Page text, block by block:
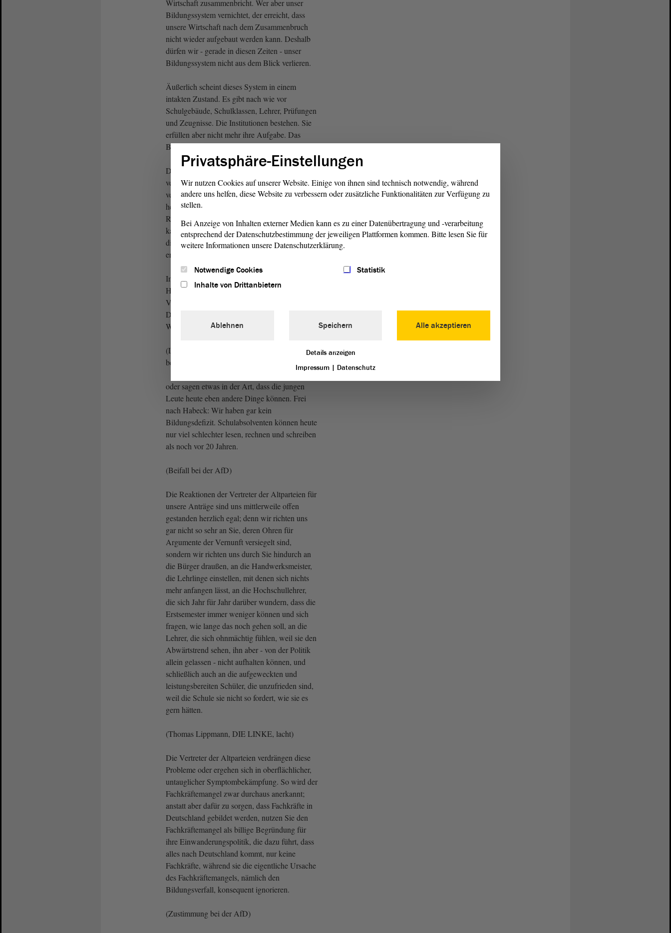
Wirtschaft zusammenbricht. Wer aber unser
Bildungssystem vernichtet, der erreicht, dass
unsere Wirtschaft nach dem Zusammenbruch
nicht wieder aufgebaut werden kann. Deshalb
dürfen wir - gerade in diesen Zeiten - unser
Bildungssystem nicht aus dem Blick verlieren.
Äußerlich scheint dieses System in einem
intakten Zustand. Es gibt nach wie vor
Schulgebäude, Schulklassen, Lehrer, Prüfungen
und Zeugnisse. Die Institutionen bestehen. Sie
erfüllen aber nicht mehr ihre Aufgabe. Das
Bildungssystem bildet kaum noch.
Der Lehrermangel, von dem alle reden, ist
verglichen mit diesem Kernproblem ein
vernachlässigbares Randproblem. Die
herrschende Bildungspolitik diskutiert nur noch
Randprobleme, während von dem Kernproblem
kaum jemand redet. Eine Blindheit, an der sich
die ganze existenzielle Tiefe dieser Krise
ermessen lässt.
Immer, wenn wir die AfD in diesem Hohen
Haus darauf hinweisen, werden wir von den
Vertretern der Altparteien regelrecht verspottet.
Die Lippmanns, Tullners und Feußners dieser
Welt machen dann dumme Witze
(Lachen bei der CDU, bei der LINKEN und
bei der SPD)
oder sagen etwas in der Art, dass die jungen
Leute heute eben andere Dinge können. Frei
nach Habeck: Wir haben gar kein
Bildungsdefizit. Schulabsolventen können heute
nur viel schlechter lesen, rechnen und schreiben
als noch vor 20 Jahren.
(Beifall bei der AfD)
Die Reaktionen der Vertreter der Altparteien für
unsere Anträge sind uns mittlerweile offen
gestanden herzlich egal; denn wir richten uns
gar nicht so sehr an Sie, deren Ohren für
Argumente der Vernunft versiegelt sind,
sondern wir richten uns durch Sie hindurch an
die Bürger draußen, an die Handwerksmeister,
die Lehrlinge einstellen, mit denen sich nichts
mehr anfangen lässt, an die Hochschullehrer,
die sich Jahr für Jahr darüber wundern, dass die
Erstsemester immer weniger können und sich
fragen, wie lange das noch gehen soll, an die
Lehrer, die sich ohnmächtig fühlen, weil sie den
Abwärtstrend sehen, ihn aber - von der Politik
allein gelassen - nicht aufhalten können, und
schließlich auch an die aufgeweckten und
leistungsbereiten Schüler, die unzufrieden sind,
weil die Schule sie nicht so fordert, wie sie es
gern hätten.
(Thomas Lippmann, DIE LINKE, lacht)
Die Vertreter der Altparteien verdrängen diese
Probleme oder ergehen sich in oberflächlicher,
untauglicher Symptombekämpfung. So wird der
Fachkräftemangel zwar durchaus anerkannt;
anstatt aber dafür zu sorgen, dass Fachkräfte in
Deutschland gebildet werden, nutzen Sie den
Fachkräftemangel als billige Begründung für
ihre Einwanderungspolitik, die dazu führt, dass
alles nach Deutschland kommt, nur keine
Fachkräfte, während sie die eigentliche Ursache
des Fachkräftemangels, nämlich den
Bildungsverfall, konsequent ignorieren.
(Zustimmung bei der AfD)
Privatsphäre-Einstellungen
Wir nutzen Cookies auf unserer Website. Einige von ihnen sind technisch notwendig, während
andere uns helfen, diese Website zu verbessern oder zusätzliche Funktionalitäten zur Verfügung zu
stellen.
Bei Anzeige von Inhalten externer Medien kann es zu einer Datenübertragung und -verarbeitung
entsprechend der Datenschutzbestimmung der jeweiligen Plattformen kommen. Bitte lesen Sie für
weitere Informationen unsere Datenschutzerklärung.
Notwendige Cookies
Statistik
Inhalte von Drittanbietern
Alle akzeptieren
Ablehnen Speichern
Details anzeigen
Impressum | Datenschutz